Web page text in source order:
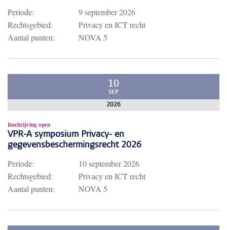
Periode:
9 september 2026
Rechtsgebied:
Privacy en ICT recht
Aantal punten:
NOVA 5
10
SEP
2026
Inschrijving open
VPR-A symposium Privacy- en
gegevensbeschermingsrecht 2026
Periode:
10 september 2026
Rechtsgebied:
Privacy en ICT recht
Aantal punten:
NOVA 5